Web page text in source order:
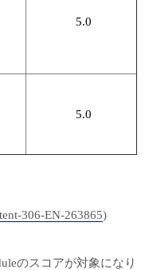
5.0
5.0
306-EN-263865)
のスコアが対象になり